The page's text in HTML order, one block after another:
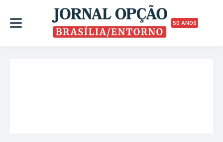
50 ANOS